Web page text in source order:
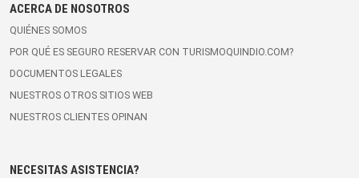
ACERCA DE NOSOTROS
QUIÉNES SOMOS
POR QUÉ ES SEGURO RESERVAR CON TURISMOQUINDIO.COM?
DOCUMENTOS LEGALES
NUESTROS OTROS SITIOS WEB
NUESTROS CLIENTES OPINAN
NECESITAS ASISTENCIA?